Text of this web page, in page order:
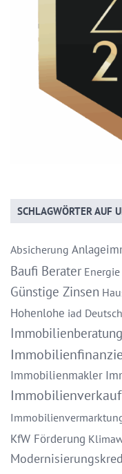
SCHLAGWÖRTER AUF
Absicherung
Baufi Berater
Günstige Zinsen
Hohenlohe iad
Immobilienberatung
Immobilienmakler
Immobilienverkauf
KfW Förderung